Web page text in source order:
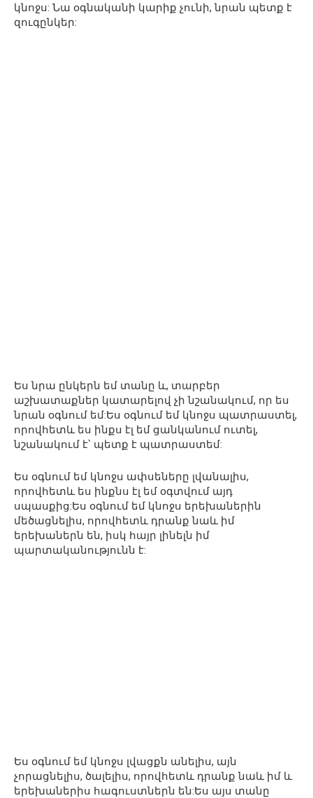
կնոջս: Նա օգնականի կարիք չունի, նրան պետք է
զուգընկեր:
Ես նրա ընկերն եմ տանը և, տարբեր
աշխատաքներ կատարելով չի նշանակում, որ ես
նրան օգնում եմ:Ես օգնում եմ կնոջս պատրաստել,
որովհետև ես ինքս էլ եմ ցանկանում ուտել,
նշանակում է՝ պետք է պատրաստեմ:
Ես օգնում եմ կնոջս ափսեները լվանալիս,
որովհետև ես ինքնս էլ եմ օգտվում այդ
սպասքից:Ես օգնում եմ կնոջս երեխաներին
մեծացնելիս, որովհետև դրանք նաև իմ
երեխաներն են, իսկ հայր լինելն իմ
պարտականությունն է:
Ես օգնում եմ կնոջս լվացքն անելիս, այն
չորացնելիս, ծալելիս, որովհետև դրանք նաև իմ և
երեխաներիս հագուստներն են:Ես այս տանը